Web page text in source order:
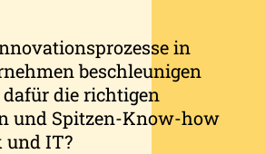
in
beschleunigen
die richtigen
und Spitzen-Know-how
und IT?